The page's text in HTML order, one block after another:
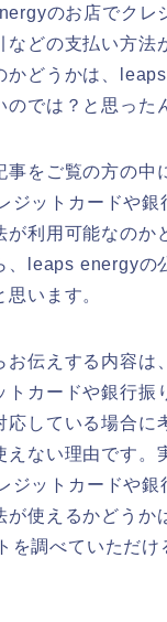
のお店でクレ
などの支払い方法
かどうかは、
のでは？と思った
事をご覧の方の中
ジットカードや銀
が利用可能なのか
、leaps energyの
います。
お伝えする内容は
トカードや銀行振
応している場合に
えない理由です。
ジットカードや銀
が使えるかどうか
を調べていただけ